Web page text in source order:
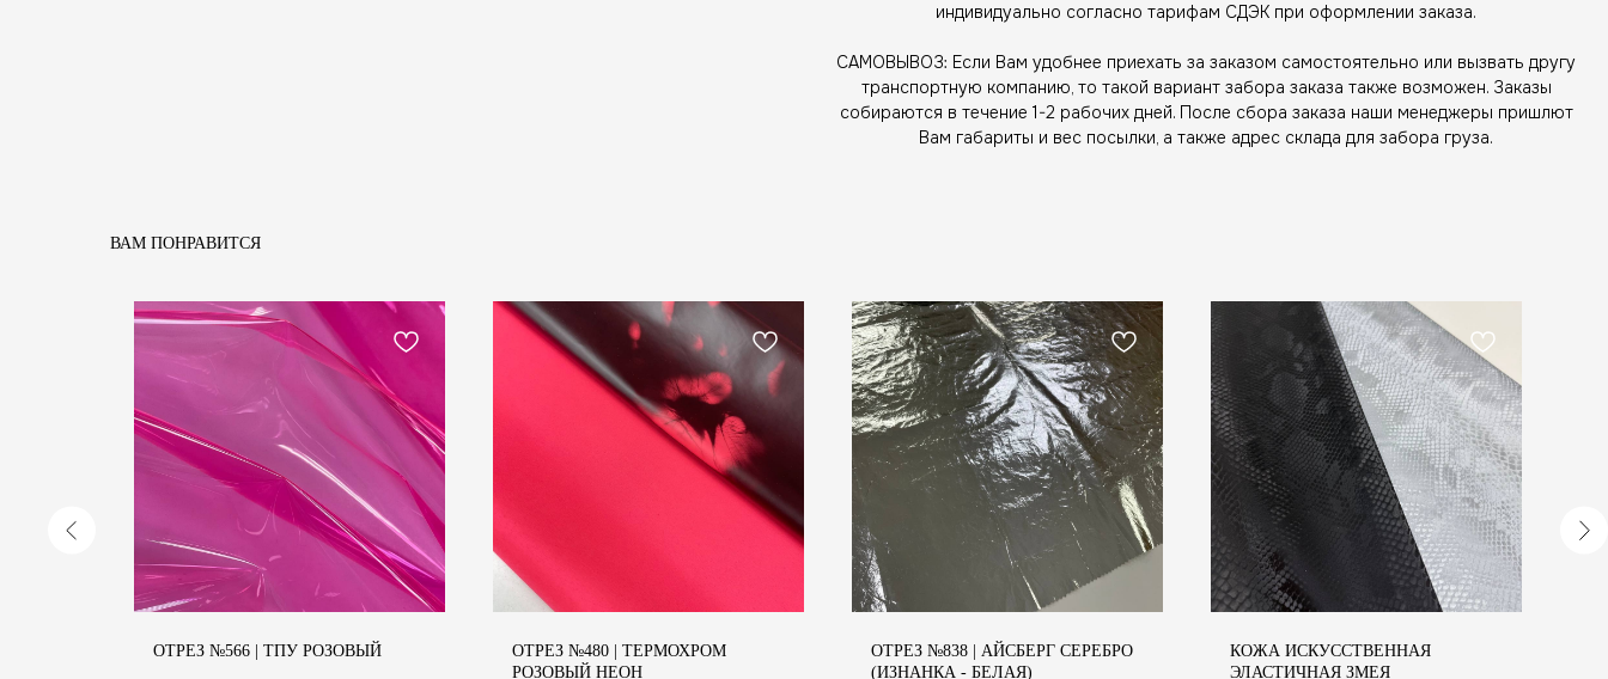
индивидуально согласно тарифам СДЭК при оформлении заказа.
САМОВЫВОЗ: Если Вам удобнее приехать за заказом самостоятельно или вызвать другу
транспортную компанию, то такой вариант забора заказа также возможен. Заказы
собираются в течение 1-2 рабочих дней. После сбора заказа наши менеджеры пришлют
Вам габариты и вес посылки, а также адрес склада для забора груза.
ВАМ ПОНРАВИТСЯ
ОТРЕЗ №566 | ТПУ РОЗОВЫЙ
ОТРЕЗ №480 | ТЕРМОХРОМ
РОЗОВЫЙ НЕОН
ОТРЕЗ №838 | АЙСБЕРГ СЕРЕБРО
(ИЗНАНКА - БЕЛАЯ)
КОЖА ИСКУССТВЕННАЯ
ЭЛАСТИЧНАЯ ЗМЕЯ